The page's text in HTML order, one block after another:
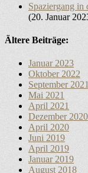
Spaziergang in
20. Januar
Ältere Beiträge:
Januar 2023
Oktober 2022
September 2021
Mai 2021
April 2021
Dezember 2020
April 2020
Juni 2019
April 2019
Januar 2019
August 2018